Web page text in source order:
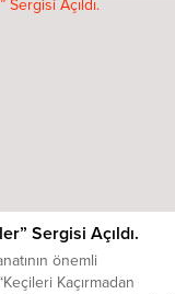
Sergisi Açıldı.
önemli
Kaçırmadan